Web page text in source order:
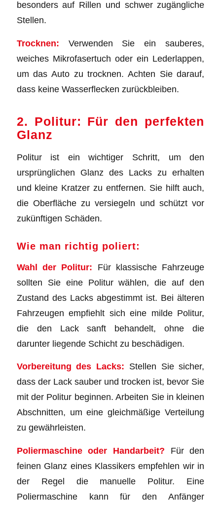
besonders auf Rillen und schwer zugängliche
Stellen.
Trocknen: Verwenden Sie ein sauberes,
weiches Mikrofasertuch oder ein Lederlappen,
um das Auto zu trocknen. Achten Sie darauf,
dass keine Wasserflecken zurückbleiben.
2. Politur: Für den perfekten
Glanz
Politur ist ein wichtiger Schritt, um den
ursprünglichen Glanz des Lacks zu erhalten
und kleine Kratzer zu entfernen. Sie hilft auch,
die Oberfläche zu versiegeln und schützt vor
zukünftigen Schäden.
Wie man richtig poliert:
Wahl der Politur: Für klassische Fahrzeuge
sollten Sie eine Politur wählen, die auf den
Zustand des Lacks abgestimmt ist. Bei älteren
Fahrzeugen empfiehlt sich eine milde Politur,
die den Lack sanft behandelt, ohne die
darunter liegende Schicht zu beschädigen.
Vorbereitung des Lacks: Stellen Sie sicher,
dass der Lack sauber und trocken ist, bevor Sie
mit der Politur beginnen. Arbeiten Sie in kleinen
Abschnitten, um eine gleichmäßige Verteilung
zu gewährleisten.
Poliermaschine oder Handarbeit? Für den
feinen Glanz eines Klassikers empfehlen wir in
der Regel die manuelle Politur. Eine
Poliermaschine kann für den Anfänger